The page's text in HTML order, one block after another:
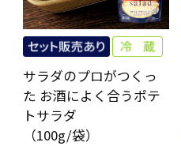
サラダのプロがつくっ
た お酒によく合うポテ
トサラダ
（100g/袋）